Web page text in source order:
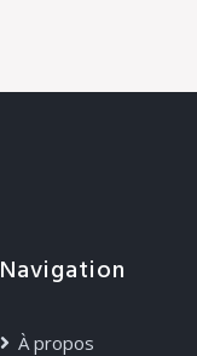
Navigation
À propos